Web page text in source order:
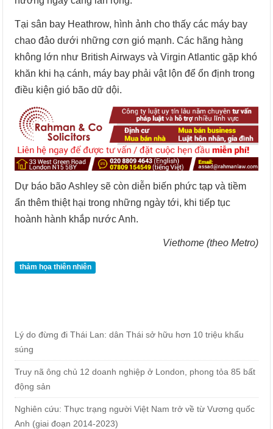
Tại sân bay Heathrow, hình ảnh cho thấy các máy bay
chao đảo dưới những cơn gió mạnh. Các hãng hàng
không lớn như British Airways và Virgin Atlantic gặp khó
khăn khi hạ cánh, máy bay phải vật lộn để ổn định trong
điều kiện gió bão dữ dội.
Dự báo bão Ashley sẽ còn diễn biến phức tạp và tiềm
ẩn thêm thiệt hại trong những ngày tới, khi tiếp tục
hoành hành khắp nước Anh.
Viethome (theo Metro)
thảm họa thiên nhiên
Lý do đừng đi Thái Lan: dân Thái sở hữu hơn 10 triệu khẩu
súng
Truy nã ông chủ 12 doanh nghiệp ở London, phong tỏa 85 bất
động sản
Nghiên cứu: Thực trạng người Việt Nam trở về từ Vương quốc
Anh (giai đoạn 2014-2023)